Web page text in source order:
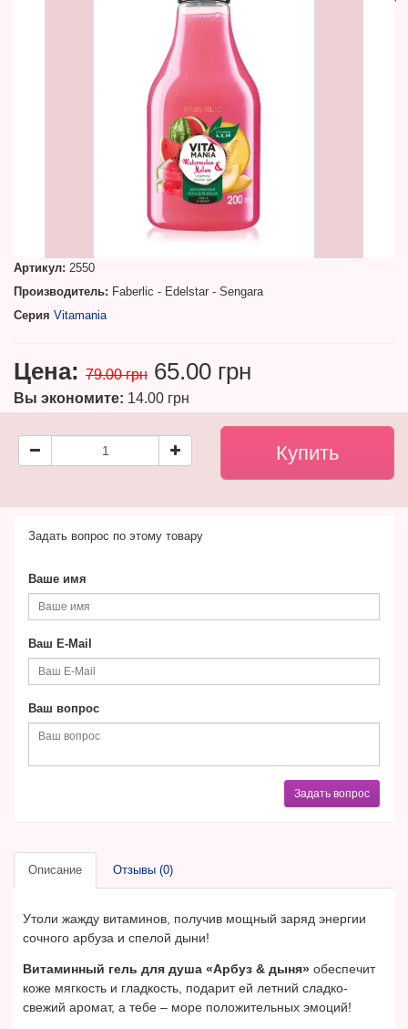
Артикул: 2550
Производитель: Faberlic - Edelstar - Sengara
Серия Vitamania
Цена: 79.00 грн 65.00 грн
Вы экономите: 14.00 грн
Задать вопрос по этому товару
Ваше имя
Ваш E-Mail
Ваш вопрос
Задать вопрос
Описание Отзывы (0)
Утоли жажду витаминов, получив мощный заряд энергии
сочного арбуза и спелой дыни!
Витаминный гель для душа «Арбуз & дыня» обеспечит
коже мягкость и гладкость, подарит ей летний сладко-
свежий аромат, а тебе – море положительных эмоций!